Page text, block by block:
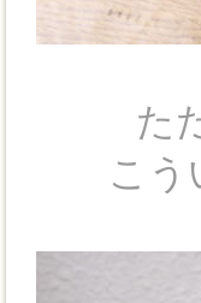
た
こ